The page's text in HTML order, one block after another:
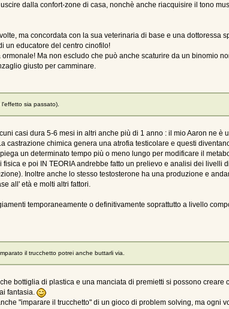
dalla confort-zone di casa, nonchè anche riacquisire il tono
ma concordata con la sua veterinaria di base e una dottoressa
un educatore del centro cinofilo!
Ma non escludo che può anche scaturire da un binomio
giusto per camminare.
sia passato).
casi dura 5-6 mesi in altri anche più di 1 anno : il mio Aaron ne è
castrazione chimica genera una atrofia testicolare e questi
un determinato tempo più o meno lungo per modificare il
e poi IN TEORIA andrebbe fatto un prelievo e analisi dei livelli
Inoltre anche lo stesso testosterone ha una produzione e
all' età e molti altri fattori.
temporaneamente o definitivamente soprattutto a livello
il trucchetto potrei anche buttarli via.
bottiglia di plastica e una manciata di premietti si possono creare
fantasia.
"imparare il trucchetto" di un gioco di problem solving, ma ogni